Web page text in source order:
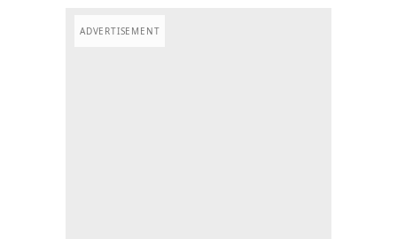
ADVERTISEMENT